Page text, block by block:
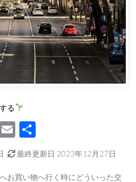
る
Email
有
最終更新日 2023年12月27日
お買い物へ行く時にどういった交